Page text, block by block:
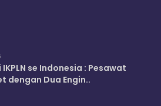
se Indonesia : Pesawat
dengan Dua Engin..